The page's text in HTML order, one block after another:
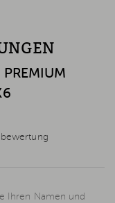
PREMIUM
Ihren Namen und